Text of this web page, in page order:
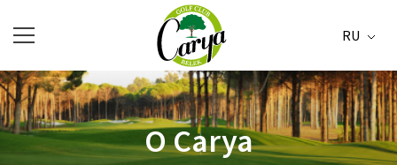
RU
О Carya